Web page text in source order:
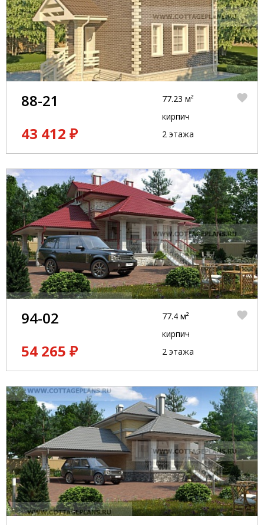
88-21
43 412 ₽
77.23 м²
кирпич
2 этажа
94-02
54 265 ₽
77.4 м²
кирпич
2 этажа